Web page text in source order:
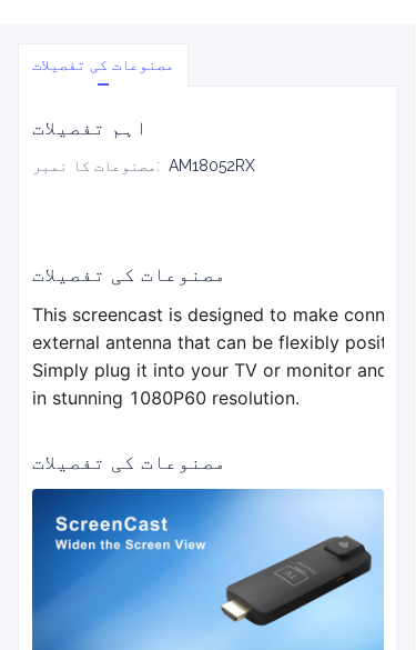
مصنوعات کی تفصیلات
اہم تفصیلات
مصنوعات کا نمبر: AM18052RX
مصنوعات کی تفصیلات
This screencast is designed to make
external antenna that can be flexibly
Simply plug it into your TV or monitor and
in stunning 1080P60 resolution.
مصنوعات کی تفصیلات